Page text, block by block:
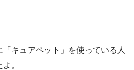
キュアペット」を使っている人
。